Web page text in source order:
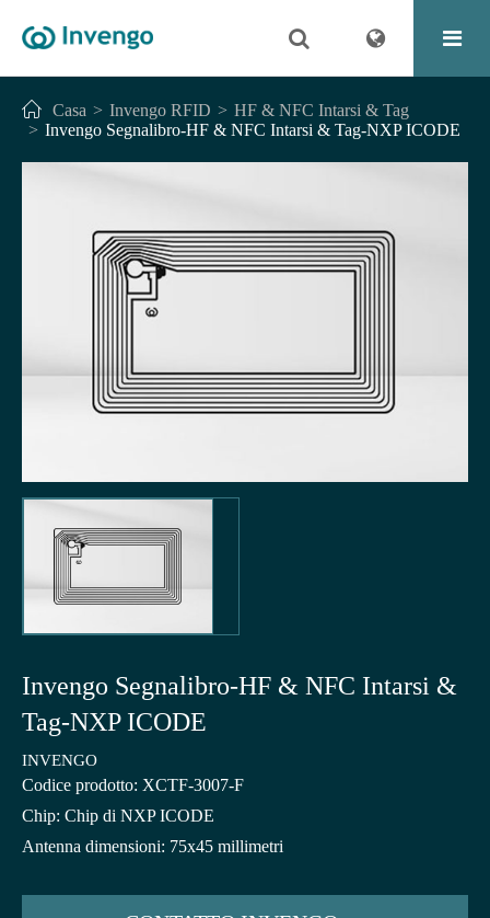
Casa Invengo RFID
HF & NFC Intarsi & Tag
Invengo Segnalibro-HF & NFC Intarsi & Tag-NXP ICODE
Invengo Segnalibro-HF & NFC Intarsi &
Tag-NXP ICODE
INVENGO
Codice prodotto: XCTF-3007-F
Chip: Chip di NXP ICODE
Antenna dimensioni: 75x45 millimetri